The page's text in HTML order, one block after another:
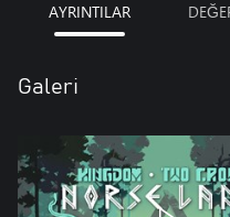
AYRINTILAR
Galeri